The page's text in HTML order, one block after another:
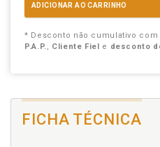
ADICIONAR AO CARRINHO
* Desconto não cumulativo
P.A.P., Cliente Fiel e desconto
FICHA TÉCNICA